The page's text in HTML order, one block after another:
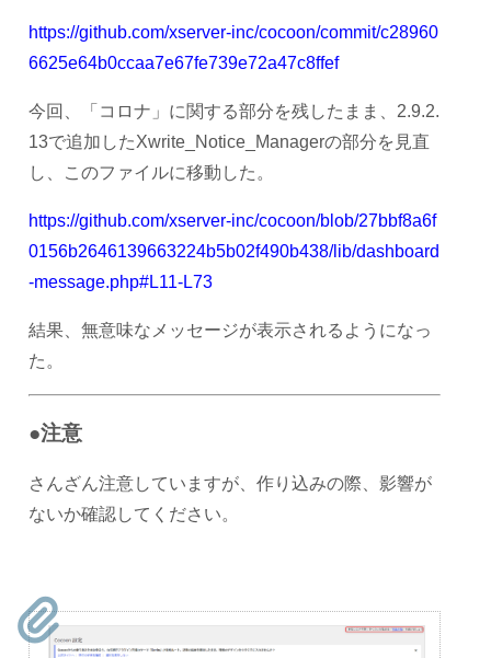
https://github.com/xserver-inc/cocoon/commit/c28960
6625e64b0ccaa7e67fe739e72a47c8ffef
今回、「コロナ」に関する部分を残したまま、2.9.2.
13で追加したXwrite_Notice_Managerの部分を見直
し、このファイルに移動した。
https://github.com/xserver-inc/cocoon/blob/27bbf8a6f
0156b2646139663224b5b02f490b438/lib/dashboard
-message.php#L11-L73
結果、無意味なメッセージが表示されるようになっ
た。
●注意
さんざん注意していますが、作り込みの際、影響が
ないか確認してください。